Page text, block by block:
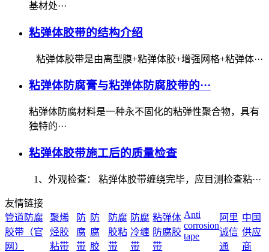
基材处···
粘弹体胶带的结构介绍
粘弹体胶带是由离型膜+粘弹体胶+增强网格+粘弹体···
粘弹体防腐膏与粘弹体防腐胶带的···
粘弹体防腐材料是一种永不固化的粘弹性聚合物，具有
独特的···
粘弹体胶带施工后的质量检查
1、外观检查： 粘弹体胶带缠绕完毕，应目测检查粘···
友情链接
管道防腐
胶带（官
网）
聚烯
烃胶
粘带
防
腐
带
防
腐
胶
防腐
胶粘
带
防腐
冷缠
带
粘弹体
防腐胶
带
Anti
corrosion
tape
阿里
诚信
通
中国
供应
商